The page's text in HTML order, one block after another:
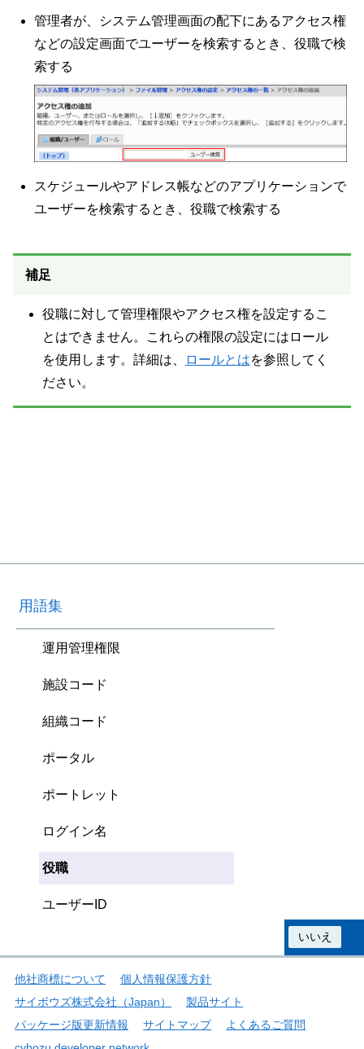
管理者が、システム管理画面の配下にあるアクセス権
などの設定画面でユーザーを検索するとき、役職で検
索する
スケジュールやアドレス帳などのアプリケーションで
ユーザーを検索するとき、役職で検索する
補足
役職に対して管理権限やアクセス権を設定するこ
とはできません。これらの権限の設定にはロール
を使用します。詳細は、
ロールとはを参照してく
ださい。
用語集
運用管理権限
施設コード
組織コード
ポータル
ポートレット
ログイン名
役職
ユーザーID
いいえ
他社商標について
個人情報保護方針
サイボウズ株式会社（Japan）
製品サイト
パッケージ版更新情報
サイトマップ
よくあるご質問